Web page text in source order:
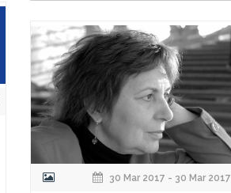
30 Mar 2017 - 30 Mar 2017